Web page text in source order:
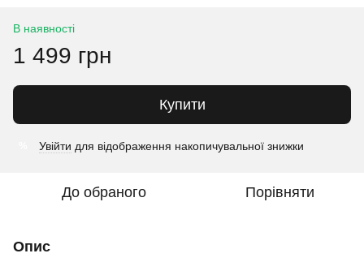
В наявності
1 499 грн
Купити
Увійти для відображення накопичувальної знижки
До обраного Порівняти
Опис